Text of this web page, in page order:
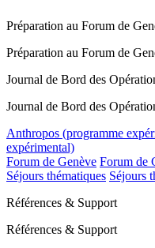
Préparation au Forum de
Préparation au Forum de
Journal de Bord des
Journal de Bord des
Anthropos (programme
expérimental)
Forum de Genève Forum de
Séjours thématiques Séjours
Références & Support
Références & Support